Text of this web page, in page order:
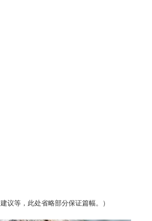
议等，此处省略部分保证篇幅。）